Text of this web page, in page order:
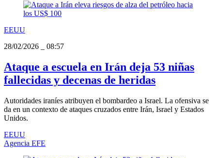
EEUU
28/02/2026
08:57
Ataque a escuela en Irán deja 53 niñas
fallecidas y decenas de heridas
Autoridades iraníes atribuyen el bombardeo a Israel. La ofensiva se
da en un contexto de ataques cruzados entre Irán, Israel y Estados
Unidos.
EEUU
Agencia EFE